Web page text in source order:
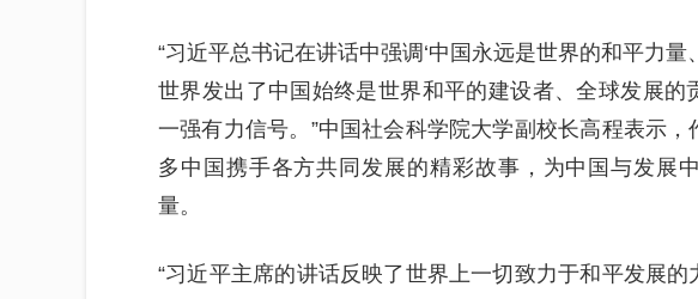
“习近平总书记在讲话中强调‘中国永远是世界的和平力量
世界发出了中国始终是世界和平的建设者、全球发展的
一强有力信号。”中国社会科学院大学副校长高程表示
多中国携手各方共同发展的精彩故事，为中国与发展
量。
“习近平主席的讲话反映了世界上一切致力于和平发展